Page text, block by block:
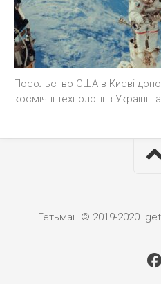
Посольство США в Києві
космічні технології в Україні
Гетьман © 2019-2020.